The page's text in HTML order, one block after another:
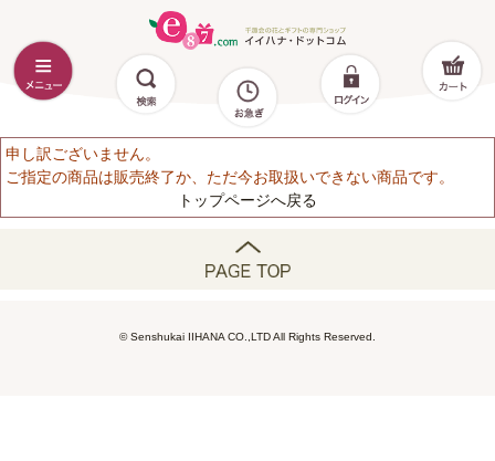
申し訳ございません。
ご指定の商品は販売終了か、ただ今お取扱いできない商品です。
トップページへ戻る
© Senshukai IIHANA CO.,LTD All Rights Reserved.